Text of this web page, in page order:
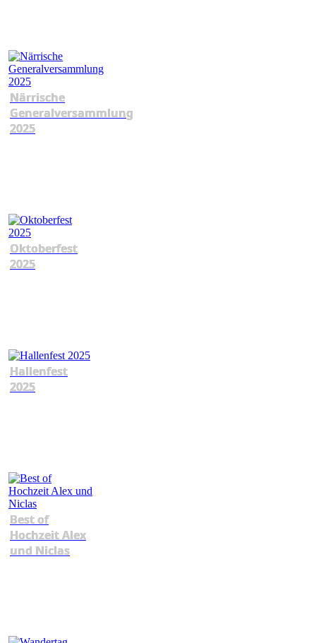
Närrische
Generalversammlung
2025
Oktoberfest
2025
Hallenfest
2025
Best of
Hochzeit Alex
und Niclas